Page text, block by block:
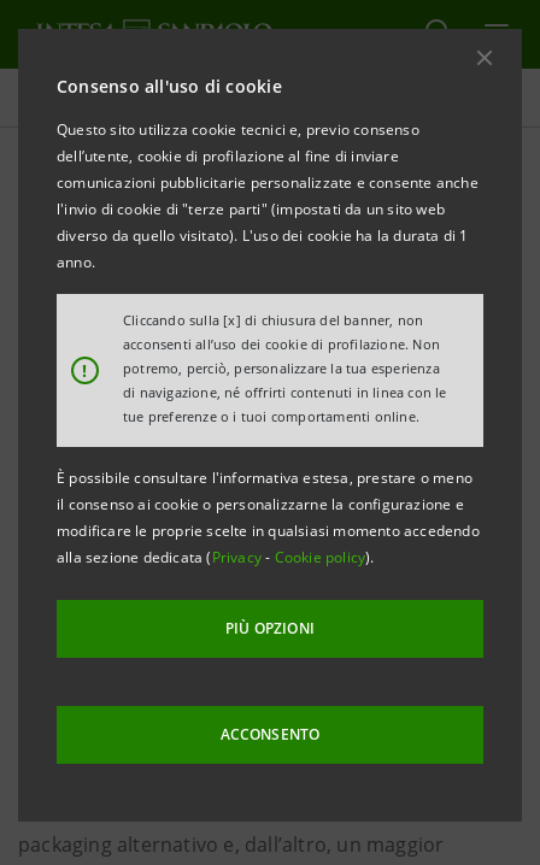
Consenso all'uso di cookie
Questo sito utilizza cookie tecnici e, previo consenso
dell’utente, cookie di profilazione al fine di inviare
comunicazioni pubblicitarie personalizzate e consente anche
l'invio di cookie di "terze parti" (impostati da un sito web
diverso da quello visitato). L'uso dei cookie ha la durata di 1
anno.
!
Cliccando sulla [x] di chiusura del banner, non
acconsenti all’uso dei cookie di profilazione. Non
potremo, perciò, personalizzare la tua esperienza
di navigazione, né offrirti contenuti in linea con le
tue preferenze o i tuoi comportamenti online.
È possibile consultare l'informativa estesa, prestare o meno
il consenso ai cookie o personalizzarne la configurazione e
modificare le proprie scelte in qualsiasi momento accedendo
alla sezione dedicata (Privacy- Cookie policy).
PIÙ OPZIONI
ACCONSENTO
Comunicati stampa
STAMPA AGGIORNA
INTESA SANPAOLO E SACE A SUPPORTO DELLO
SVILUPPO SOSTENIBILE DI LUCART
più importanti gruppi cartari europei, conosciuto fra
l’altro per i brand Tenderly, Grazie Natural e Tutto
Pannocarta,eIntesa Sanpaolohanno sottoscritto
un accordo di finanziamento per un ammontare di
milioni di euro
Il finanziamento è finalizzato a sostenere il piano di
crescita e di sviluppo del Gruppo Lucart in ottica ESG
circolare. La linea di credito, infatti, è caratterizzata da
un meccanismo dipricinglegato al raggiungimento di
precisi target in ambito di sostenibilità. Tali obiettivi
prevedono, da un lato, l’ultimazione della linea
produttiva di Castelnuovo di Garfagnana (LU) che
packaging alternativo e, dall’altro, un maggior